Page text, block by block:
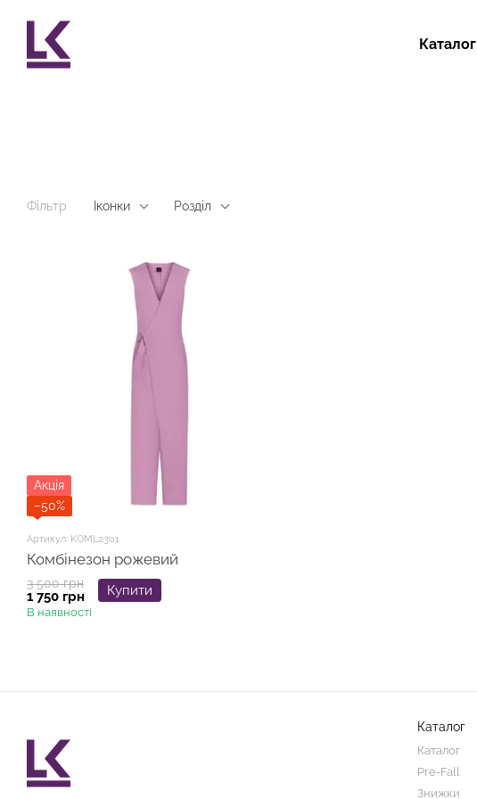
Каталог
Фільтр Іконки Розділ
Акція
−50%
Артикул: KOML2301
Комбінезон рожевий
3 500 грн
1 750 грн Купити
В наявності
Каталог
Каталог
Pre-Fall
Знижки